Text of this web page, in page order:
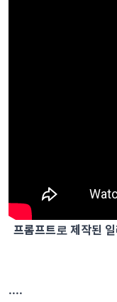
프롬프트로 제작된
....